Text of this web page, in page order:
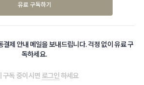
유료 구독하기
결제 안내 메일을 보내드립니다. 걱정 없이 유료 구
독하세요.
구독 중이시면 로그인하세요